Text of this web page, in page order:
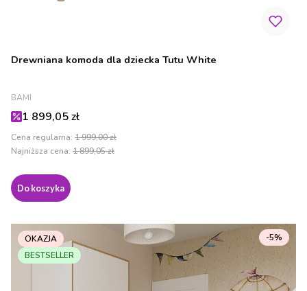
Drewniana komoda dla dziecka Tutu White
PRODUCENT
BAMI
Cena promocyjna
1 899,05 zł
Cena regularna: 1 999,00 zł
Najniższa cena: 1 899,05 zł
Do koszyka
OKAZJA
BESTSELLER
-5%